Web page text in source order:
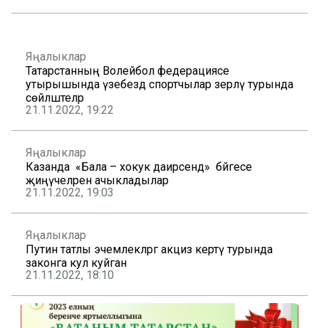
Яңалыклар
Татарстанның Волейбол федерациясе
утырышында үзебездә спортчылар әзерләү турында
сөйләштеләр
21.11.2022, 19:22
Яңалыклар
Казанда «Бала – хокук даирәсендә» бәйгесе
җиңүчеләрен ачыкладылар
21.11.2022, 19:03
Яңалыклар
Путин татлы эчемлекләргә акциз кертү турында
законга кул куйган
21.11.2022, 18:10